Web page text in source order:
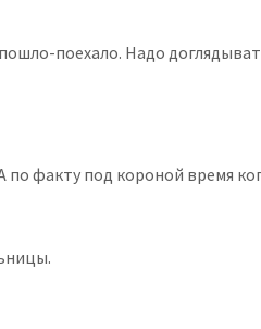
поехало. Надо
по факту под короной время